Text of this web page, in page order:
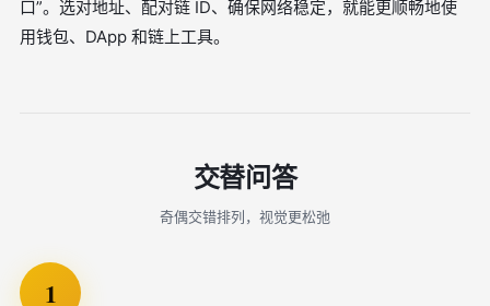
口”。选对地址、配对链 ID、确保网络稳定，就能更顺畅地使
用钱包、DApp 和链上工具。
交替问答
奇偶交错排列，视觉更松弛
1